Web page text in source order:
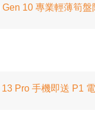
10 專業輕薄筍
Pro 手機即送 P1